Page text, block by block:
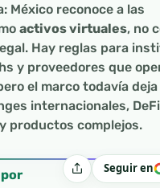
México reconoce a las
activos virtuales, no
Hay reglas para
y proveedores que
el marco todavía deja
internacionales,
productos complejos.
CompartirSeguir en